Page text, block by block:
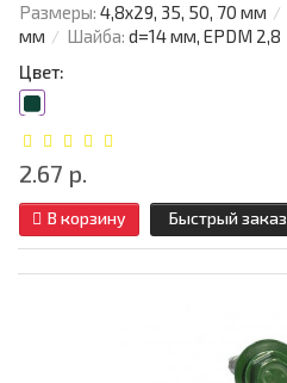
Размеры: 4,8х29, 35, 50, 70 мм
мм
Шайба: d=14 мм, EPDM 2,8
Цвет:
2.67 р.
В корзину Быстрый заказ